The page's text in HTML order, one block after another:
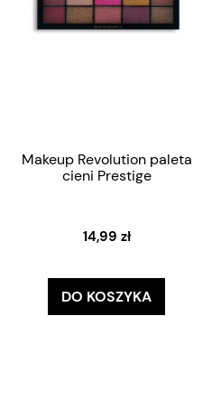
Makeup Revolution paleta
cieni Prestige
14,99 zł
DO KOSZYKA